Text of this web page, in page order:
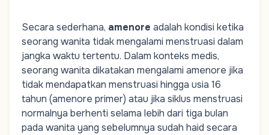
Secara sederhana, amenore adalah kondisi ketika
seorang wanita tidak mengalami menstruasi dalam
jangka waktu tertentu. Dalam konteks medis,
seorang wanita dikatakan mengalami amenore jika
tidak mendapatkan menstruasi hingga usia 16
tahun (amenore primer) atau jika siklus menstruasi
normalnya berhenti selama lebih dari tiga bulan
pada wanita yang sebelumnya sudah haid secara